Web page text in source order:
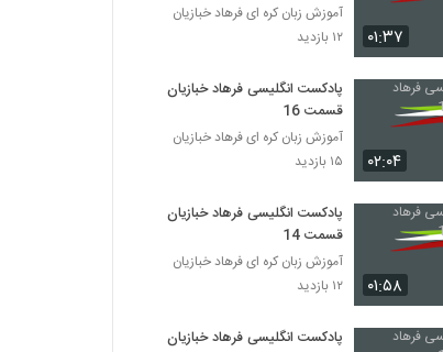
۰۱:۳۷
آموزش زبان کره ای فرهاد خبازیان
۱۲ بازدید
۰۲:۰۴
پادکست انگلیسی فرهاد خبازیان
قسمت 16
آموزش زبان کره ای فرهاد خبازیان
۱۵ بازدید
۰۱:۵۸
پادکست انگلیسی فرهاد خبازیان
قسمت 14
آموزش زبان کره ای فرهاد خبازیان
۱۲ بازدید
پادکست انگلیسی فرهاد خبازیان